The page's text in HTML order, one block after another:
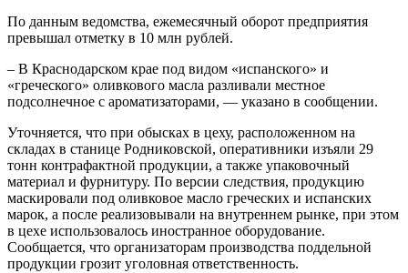
По данным ведомства, ежемесячный оборот предприятия
превышал отметку в 10 млн рублей.
– В Краснодарском крае под видом «испанского» и
«греческого» оливкового масла разливали местное
подсолнечное с ароматизаторами, — указано в сообщении.
Уточняется, что при обысках в цеху, расположенном на
складах в станице Родниковской, оперативники изъяли 29
тонн контрафактной продукции, а также упаковочный
материал и фурнитуру. По версии следствия, продукцию
маскировали под оливковое масло греческих и испанских
марок, а после реализовывали на внутреннем рынке, при этом
в цехе использовалось иностранное оборудование.
Сообщается, что организаторам производства поддельной
продукции грозит уголовная ответственность.